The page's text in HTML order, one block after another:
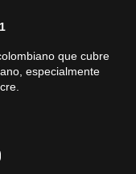
que cubre
especialmente